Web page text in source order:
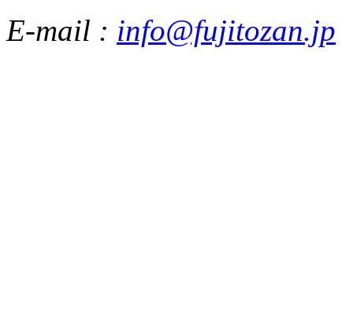
E-mail : info@fujitozan.jp